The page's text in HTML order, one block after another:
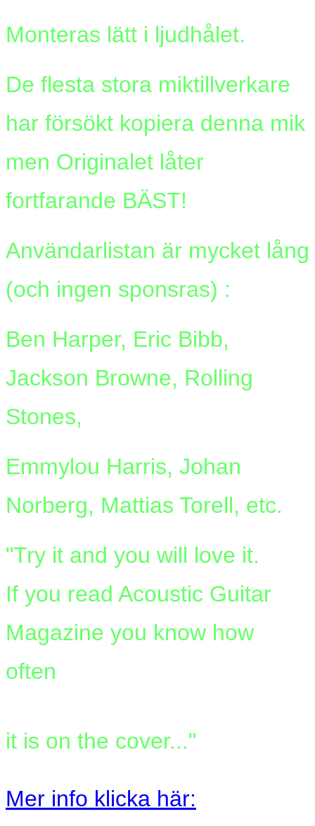
Monteras lätt i ljudhålet.
De flesta stora miktillverkare
har försökt kopiera denna mik
men Originalet låter
fortfarande BÄST!
Användarlistan är mycket lång
(och ingen sponsras) :
Ben Harper, Eric Bibb,
Jackson Browne, Rolling
Stones,
Emmylou Harris, Johan
Norberg, Mattias Torell, etc.
"Try it and you will love it.
If you read Acoustic Guitar
Magazine you know how
often
it is on the cover..."
Mer info klicka här: